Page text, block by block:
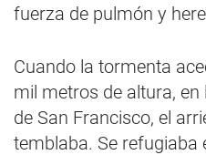
fuerza de pulmón y
Cuando la tormenta
mil metros de altura,
de San Francisco, el
temblaba. Se refugiaba